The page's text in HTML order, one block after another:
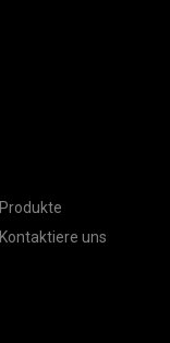
Produkte
Kontaktiere uns